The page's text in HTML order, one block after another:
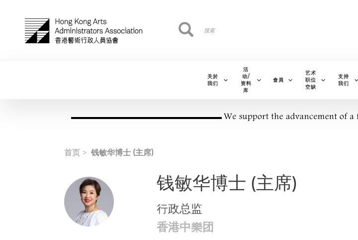
索
搜索
关於
我们
活
动/
资料
库
會員
艺术
职位
空缺
支持
我们
首页 钱敏华博士 (主席)
钱敏华博士 (主席)
行政总监
香港中樂团